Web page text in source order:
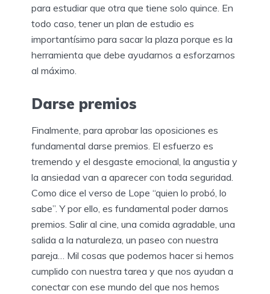
para estudiar que otra que tiene solo quince. En
todo caso, tener un plan de estudio es
importantísimo para sacar la plaza porque es la
herramienta que debe ayudarnos a esforzarnos
al máximo.
Darse premios
Finalmente, para aprobar las oposiciones es
fundamental darse premios. El esfuerzo es
tremendo y el desgaste emocional, la angustia y
la ansiedad van a aparecer con toda seguridad.
Como dice el verso de Lope “quien lo probó, lo
sabe”. Y por ello, es fundamental poder darnos
premios. Salir al cine, una comida agradable, una
salida a la naturaleza, un paseo con nuestra
pareja… Mil cosas que podemos hacer si hemos
cumplido con nuestra tarea y que nos ayudan a
conectar con ese mundo del que nos hemos